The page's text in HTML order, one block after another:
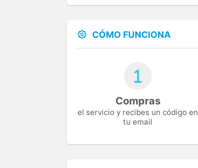
CÓMO FUNCIONA
Compras
el servicio y recibes un código en
tu email